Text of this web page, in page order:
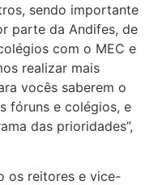
sendo importante
parte da Andifes, de
com o MEC e
realizar mais
vocês saberem o
fóruns e colégios, e
das prioridades”,
os reitores e vice-